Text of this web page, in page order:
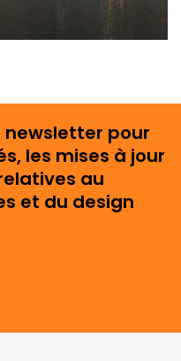
newsletter pour
les mises à jour
au
et du design